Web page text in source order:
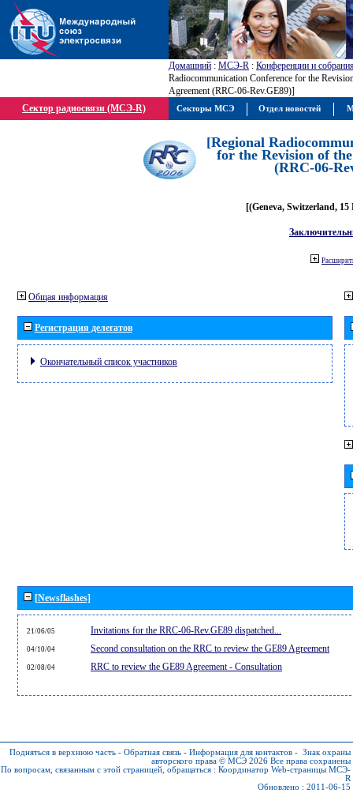
Домашний : МСЭ-R : Конференции и
Radiocommunication Conference for the
Agreement (RRC-06-Rev.GE89)]
Сектор радиосвязи (МСЭ-R)
[Regional
for the Revision of
(RRC-06-
[(Geneva, Switzerland, 15
Общая информация
Регистрация делегатов
Окончательный список участников
[Newsflashes]
21/06/05 Invitations for the RRC-06-Rev.GE89 dispatched...
04/10/04 Second consultation on the RRC to review the GE89 Agreement
02/08/04 RRC to review the GE89 Agreement - Consultation
Подняться в верхнюю часть - Обратная связь - Информация для контактов - Знак охраны
авторского права © МСЭ 2026 Все права сохранены
По вопросам, связанным с этой страницей, обращаться : Координатор Web-страницы МСЭ-
R
Обновлено : 2011-06-15
Секторы МСЭ Отдел новостей